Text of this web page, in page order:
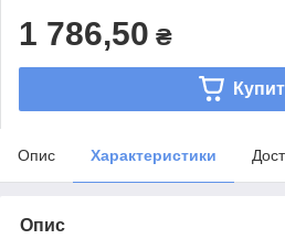
1 786,50 ₴
Опис Характеристики
Опис